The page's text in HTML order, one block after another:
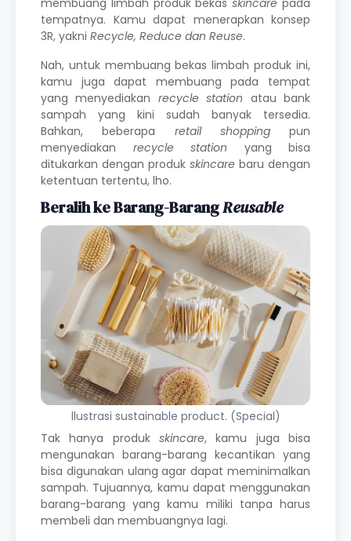
tempatnya. Kamu dapat menerapkan konsep
3R, yakni Recycle, Reduce dan Reuse.
Nah, untuk membuang bekas limbah produk ini,
kamu juga dapat membuang pada tempat
yang menyediakan recycle station atau bank
sampah yang kini sudah banyak tersedia.
Bahkan, beberapa retail shoppingpun
menyediakan recycle station yang bisa
ditukarkan dengan produk skincare baru dengan
ketentuan tertentu, lho.
Beralih ke Barang-BarangReusable
llustrasi sustainable product. (Special)
Tak hanya produk skincare, kamu juga bisa
mengunakan barang-barang kecantikan yang
bisa digunakan ulang agar dapat meminimalkan
sampah. Tujuannya, kamu dapat menggunakan
barang-barang yang kamu miliki tanpa harus
membeli dan membuangnya lagi.